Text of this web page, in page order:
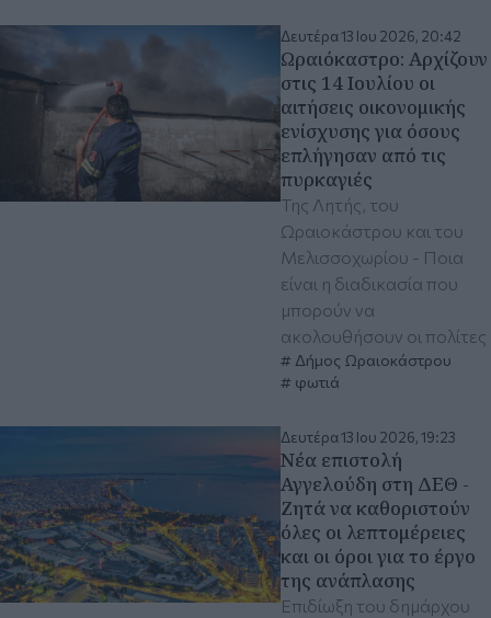
Δευτέρα 13 Ιου 2026, 20:42
Ωραιόκαστρο: Αρχίζουν
στις 14 Ιουλίου οι
αιτήσεις οικονομικής
ενίσχυσης για όσους
επλήγησαν από τις
πυρκαγιές
Της Λητής, του
Ωραιοκάστρου και του
Μελισσοχωρίου - Ποια
είναι η διαδικασία που
μπορούν να
ακολουθήσουν οι πολίτες
Δήμος Ωραιοκάστρου
φωτιά
Δευτέρα 13 Ιου 2026, 19:23
Νέα επιστολή
Αγγελούδη στη ΔΕΘ -
Ζητά να καθοριστούν
όλες οι λεπτομέρειες
και οι όροι για το έργο
της ανάπλασης
Επιδίωξη του δημάρχου